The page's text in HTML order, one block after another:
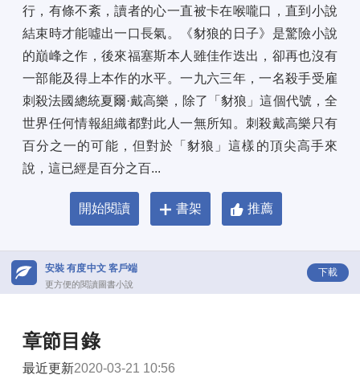
行，有條不紊，讀者的心一直被卡在喉嚨口，直到小說
結束時才能噓出一口長氣。《豺狼的日子》是驚險小說
的巔峰之作，後來福塞斯本人雖佳作迭出，卻再也沒有
一部能及得上本作的水平。一九六三年，一名殺手受雇
刺殺法國總統夏爾·戴高樂，除了「豺狼」這個代號，全
世界任何情報組織都對此人一無所知。刺殺戴高樂只有
百分之一的可能，但對於「豺狼」這樣的頂尖高手來
說，這已經是百分之百...
開始閱讀 書架 推薦
安裝 有度中文 客戶端
更方便的閱讀圖書小說
下載
章節目錄
最近更新2020-03-21 10:56